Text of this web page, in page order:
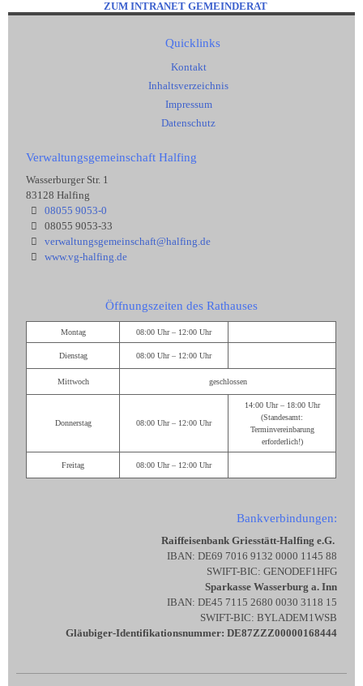
ZUM INTRANET GEMEINDERAT
Quicklinks
Kontakt
Inhaltsverzeichnis
Impressum
Datenschutz
Verwaltungsgemeinschaft Halfing
Wasserburger Str. 1
83128 Halfing
08055 9053-0
08055 9053-33
verwaltungsgemeinschaft@halfing.de
www.vg-halfing.de
Öffnungszeiten des Rathauses
Montag 08:00 Uhr – 12:00 Uhr
Dienstag 08:00 Uhr – 12:00 Uhr
Mittwoch geschlossen
Donnerstag 08:00 Uhr – 12:00 Uhr
14:00 Uhr – 18:00 Uhr
(Standesamt:
Terminvereinbarung
erforderlich!)
Freitag 08:00 Uhr – 12:00 Uhr
Bankverbindungen:
Raiffeisenbank Griesstätt-Halfing e.G.
IBAN: DE69 7016 9132 0000 1145 88
SWIFT-BIC: GENODEF1HFG
Sparkasse Wasserburg a. Inn
IBAN: DE45 7115 2680 0030 3118 15
SWIFT-BIC: BYLADEM1WSB
Gläubiger-Identifikationsnummer: DE87ZZZ00000168444